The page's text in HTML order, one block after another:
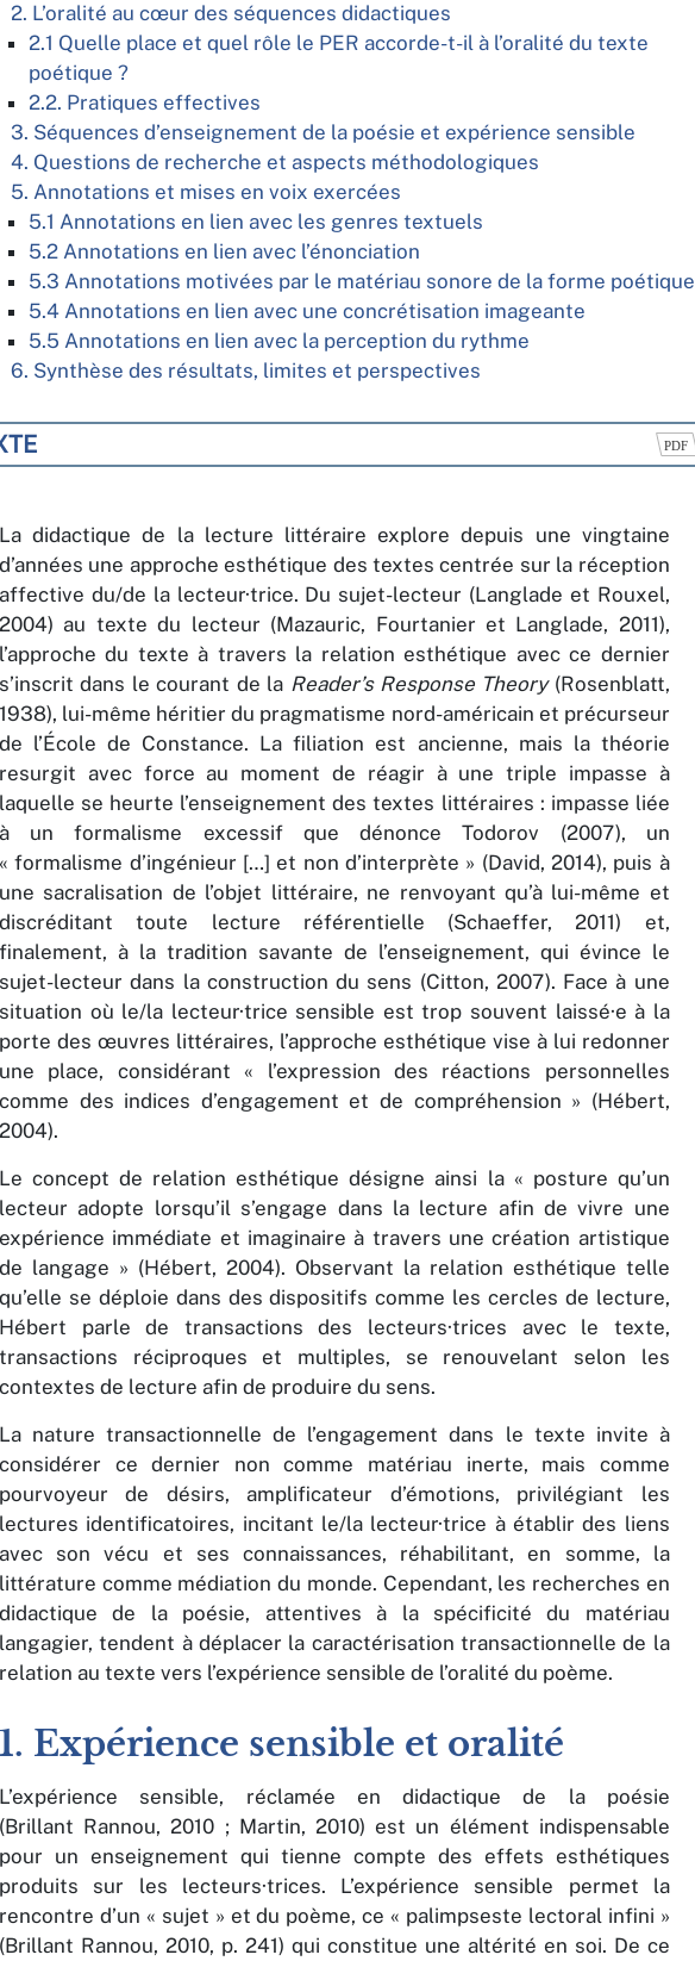
2. L’oralité au cœur des séquences didactiques
2.1 Quelle place et quel rôle le PER accorde-t-il à l’oralité du texte
poétique ?
2.2. Pratiques effectives
3. Séquences d’enseignement de la poésie et expérience sensible
4. Questions de recherche et aspects méthodologiques
5. Annotations et mises en voix exercées
5.1 Annotations en lien avec les genres textuels
5.2 Annotations en lien avec l’énonciation
5.3 Annotations motivées par le matériau sonore de la forme poétique
5.4 Annotations en lien avec une concrétisation imageante
5.5 Annotations en lien avec la perception du rythme
6. Synthèse des résultats, limites et perspectives
La didactique de la lecture littéraire explore depuis une vingtaine
d’années une approche esthétique des textes centrée sur la réception
affective du/de la lecteur·trice. Du sujet-lecteur (Langlade et Rouxel,
2004) au texte du lecteur (Mazauric, Fourtanier et Langlade, 2011),
l’approche du texte à travers la relation esthétique avec ce dernier
s’inscrit dans le courant de la Reader’s Response Theory(Rosenblatt,
1938), lui-même héritier du pragmatisme nord-américain et précurseur
de l’École de Constance. La filiation est ancienne, mais la théorie
resurgit avec force au moment de réagir à une triple impasse à
laquelle se heurte l’enseignement des textes littéraires : impasse liée
à un formalisme excessif que dénonce Todorov (2007), un
« formalisme d’ingénieur […] et non d’interprète » (David, 2014), puis à
une sacralisation de l’objet littéraire, ne renvoyant qu’à lui-même et
discréditant toute lecture référentielle (Schaeffer, 2011) et,
finalement, à la tradition savante de l’enseignement, qui évince le
sujet-lecteur dans la construction du sens (Citton, 2007). Face à une
situation où le/la lecteur·trice sensible est trop souvent laissé·e à la
porte des œuvres littéraires, l’approche esthétique vise à lui redonner
une place, considérant « l’expression des réactions personnelles
comme des indices d’engagement et de compréhension » (Hébert,
2004).
Le concept de relation esthétique désigne ainsi la « posture qu’un
lecteur adopte lorsqu’il s’engage dans la lecture afin de vivre une
expérience immédiate et imaginaire à travers une création artistique
de langage » (Hébert, 2004). Observant la relation esthétique telle
qu’elle se déploie dans des dispositifs comme les cercles de lecture,
Hébert parle de transactions des lecteurs·trices avec le texte,
transactions réciproques et multiples, se renouvelant selon les
contextes de lecture afin de produire du sens.
La nature transactionnelle de l’engagement dans le texte invite à
considérer ce dernier non comme matériau inerte, mais comme
pourvoyeur de désirs, amplificateur d’émotions, privilégiant les
lectures identificatoires, incitant le/la lecteur·trice à établir des liens
avec son vécu et ses connaissances, réhabilitant, en somme, la
littérature comme médiation du monde. Cependant, les recherches en
didactique de la poésie, attentives à la spécificité du matériau
langagier, tendent à déplacer la caractérisation transactionnelle de la
relation au texte vers l’expérience sensible de l’oralité du poème.
1. Expérience sensible et oralité
L’expérience sensible, réclamée en didactique de la poésie
(Brillant Rannou, 2010 ; Martin, 2010) est un élément indispensable
pour un enseignement qui tienne compte des effets esthétiques
produits sur les lecteurs·trices. L’expérience sensible permet la
rencontre d’un « sujet » et du poème, ce « palimpseste lectoral infini »
(Brillant Rannou, 2010, p. 241) qui constitue une altérité en soi. De ce